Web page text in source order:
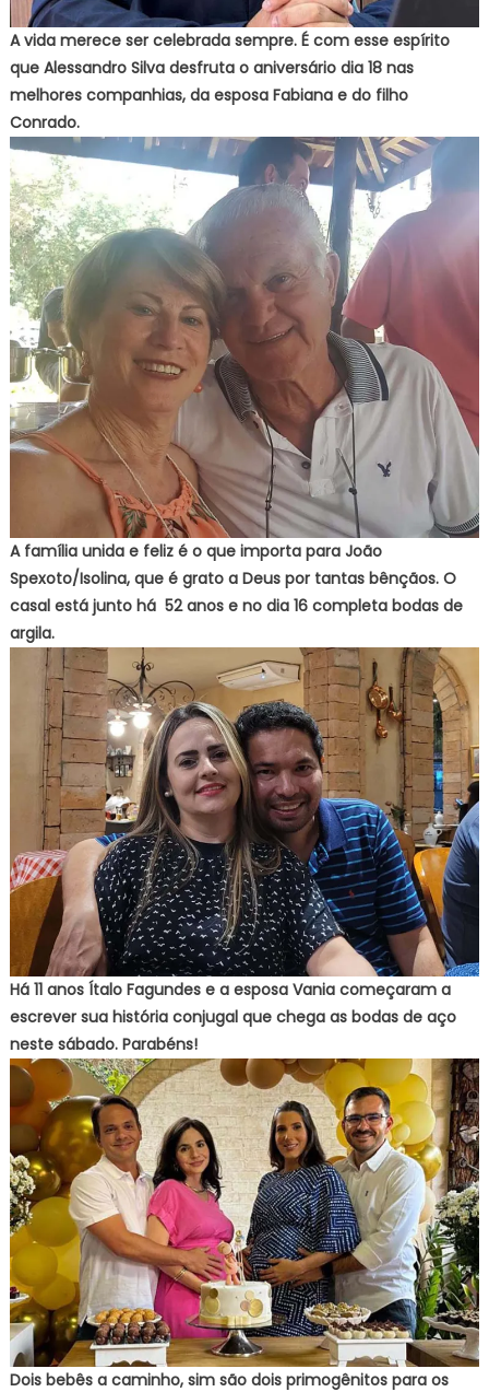
A vida merece ser celebrada sempre. É com esse espírito
que Alessandro Silva desfruta o aniversário dia 18 nas
melhores companhias, da esposa Fabiana e do filho
Conrado.
A família unida e feliz é o que importa para João
Spexoto/Isolina, que é grato a Deus por tantas bênçãos. O
casal está junto há 52 anos e no dia 16 completa bodas de
argila.
Há 11 anos Ítalo Fagundes e a esposa Vania começaram a
escrever sua história conjugal que chega as bodas de aço
neste sábado. Parabéns!
Dois bebês a caminho, sim são dois primogênitos para os